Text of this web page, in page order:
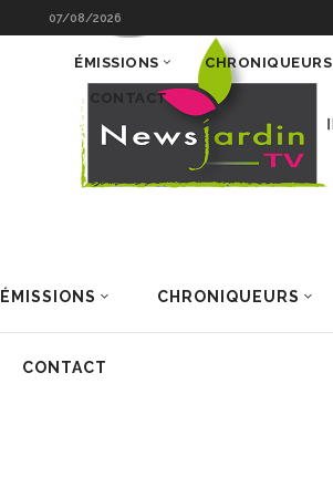
07/08/2026
ÉMISSIONS CHRONIQUEURS
CONTACT
ÉMISSIONS CHRONIQUEURS
CONTACT